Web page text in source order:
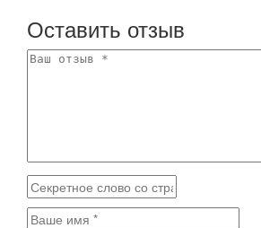
Оставить отзыв